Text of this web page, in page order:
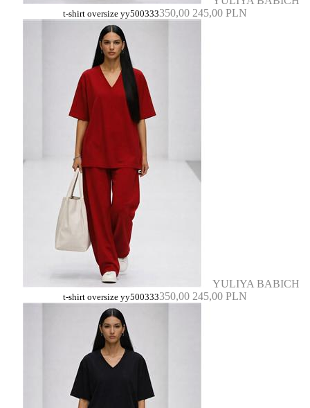
t-shirt oversize yy500333350,00 245,00 PLN
YULIYA BABICH
t-shirt oversize yy500333350,00 245,00 PLN